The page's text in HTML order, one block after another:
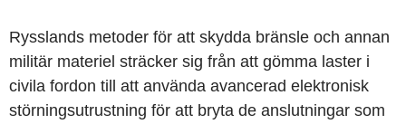
Rysslands metoder för att skydda bränsle och annan
militär materiel sträcker sig från att gömma laster i
civila fordon till att använda avancerad elektronisk
störningsutrustning för att bryta de anslutningar som